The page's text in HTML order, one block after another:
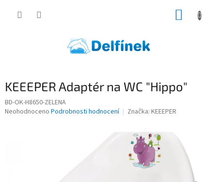
KEEEPER Adaptér na WC "Hippo"
BD-OK-H8650-ZELENA
Průměrné
Neohodnoceno Podrobnosti hodnocení Značka: KEEEPER